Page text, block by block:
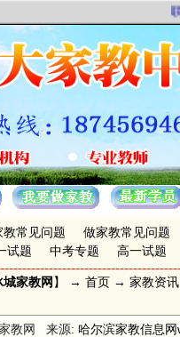
联
教常见问题
做家教常见问题
试题 中考专题 高一试题
家教网 】 → 首页 → 家教资讯
教网 来源: 哈尔滨家教信息